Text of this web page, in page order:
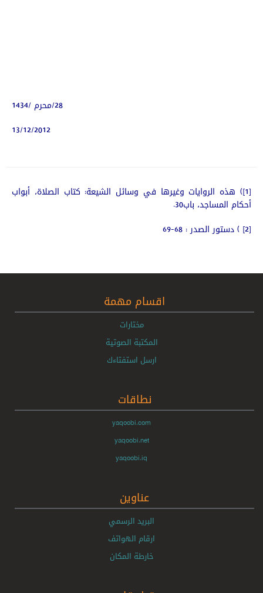
28/محرم /1434
13/12/2012
[1]) هذه الروايات وغيرها في وسائل الشيعة: كتاب الصلاة، أبواب
أحكام المساجد، باب30.
[2] ) دستور الصدر : 68-69
اقسام مهمة
مختارات
المكتبة الصوتية
ارسل استفتاءك
نطاقات
yaqoobi.com
yaqoobi.net
yaqoobi.iq
عناوين
البريد الرسمي
ارقام الهواتف
خارطة المكان